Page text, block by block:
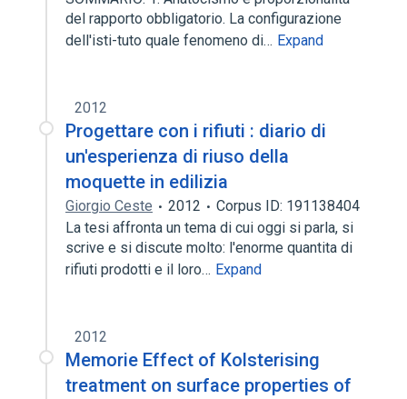
del rapporto obbligatorio. La configurazione
dell'isti-tuto quale fenomeno di… Expand
2012
Progettare con i rifiuti : diario di
un'esperienza di riuso della
moquette in edilizia
Giorgio Ceste 2012
Corpus ID: 191138404
La tesi affronta un tema di cui oggi si parla, si
scrive e si discute molto: l'enorme quantita di
rifiuti prodotti e il loro… Expand
2012
Memorie Effect of Kolsterising
treatment on surface properties of